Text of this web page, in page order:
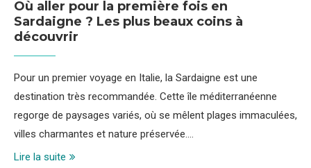
Où aller pour la première fois en
Sardaigne ? Les plus beaux coins à
découvrir
Pour un premier voyage en Italie, la Sardaigne est une
destination très recommandée. Cette île méditerranéenne
regorge de paysages variés, où se mêlent plages immaculées,
villes charmantes et nature préservée.…
Lire la suite